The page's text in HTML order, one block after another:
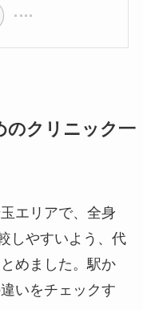
のクリニック一
エリアで、全身
しやすいよう、代
めました。駅か
いをチェックす